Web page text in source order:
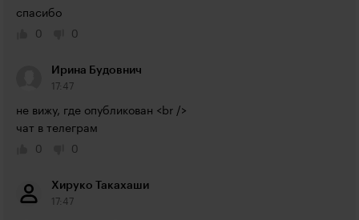
спасибо
0
0
Ирина Будовнич
17:47
не вижу, где опубликован <br />
чат в телеграм
0
0
Хируко Такахаши
17:47